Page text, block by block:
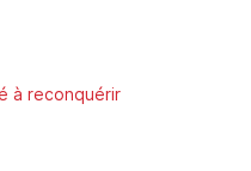
à reconquérir